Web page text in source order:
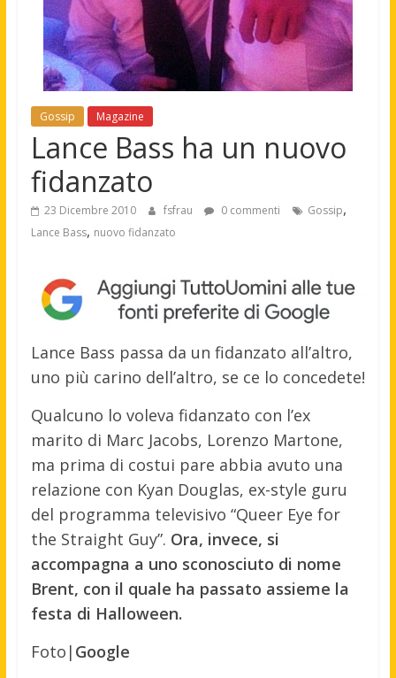
Gossip Magazine
Lance Bass ha un nuovo
fidanzato
23 Dicembre 2010 fsfrau 0 commenti Gossip,
Lance Bass, nuovo fidanzato
Lance Bass passa da un fidanzato all’altro,
uno più carino dell’altro, se ce lo concedete!
Qualcuno lo voleva fidanzato con l’ex
marito di Marc Jacobs, Lorenzo Martone,
ma prima di costui pare abbia avuto una
relazione con Kyan Douglas, ex-style guru
del programma televisivo “Queer Eye for
the Straight Guy”. Ora, invece, si
accompagna a uno sconosciuto di nome
Brent, con il quale ha passato assieme la
festa di Halloween.
Foto| Google